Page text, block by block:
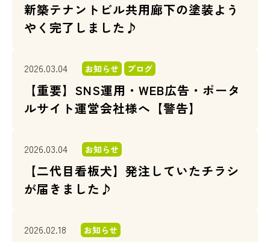
新築テナントビル共用廊下の塗装よう
やく完了しました♪
2026.03.04 お知らせ ブログ
【重要】SNS運用・WEB広告・ポータ
ルサイト運営会社様へ【警告】
2026.03.04 お知らせ
【二代目看板犬】発注していたチラシ
が届きました♪
2026.02.18 お知らせ